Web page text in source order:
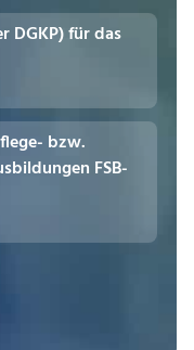
DGKP) für das
bzw.
FSB-